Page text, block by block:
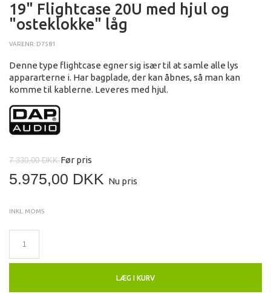
19" Flightcase 20U med hjul og
"osteklokke" låg
VARENR: D7581
Denne type flightcase egner sig især til at samle alle lys
appararterne i. Har bagplade, der kan åbnes, så man kan
komme til kablerne. Leveres med hjul.
7.330,00 DKKFør pris
5.975,00 DKK Nu pris
INKL. MOMS
LÆG I KURV